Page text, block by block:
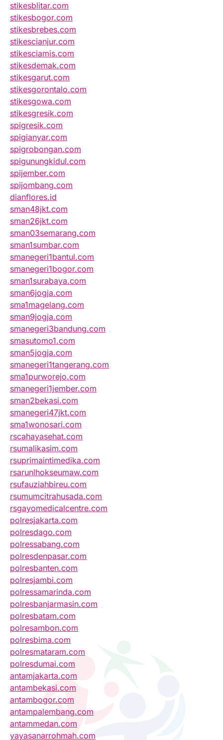
stikesblitar.com
stikesbogor.com
stikesbrebes.com
stikescianjur.com
stikesciamis.com
stikesdemak.com
stikesgarut.com
stikesgorontalo.com
stikesgowa.com
stikesgresik.com
spigresik.com
spigianyar.com
spigrobongan.com
spigunungkidul.com
spijember.com
spijombang.com
dianflores.id
sman48jkt.com
sman26jkt.com
sman03semarang.com
sman1sumbar.com
smanegeri1bantul.com
smanegeri1bogor.com
sman1surabaya.com
sman6jogja.com
sma1magelang.com
sman9jogja.com
smanegeri3bandung.com
smasutomo1.com
sman5jogja.com
smanegeri1tangerang.com
sma1purworejo.com
smanegeri1jember.com
sman2bekasi.com
smanegeri47jkt.com
sma1wonosari.com
rscahayasehat.com
rsumalikasim.com
rsuprimaintimedika.com
rsarunlhokseumaw.com
rsufauziahbireu.com
rsumumcitrahusada.com
rsgayomedicalcentre.com
polresjakarta.com
polresdago.com
polressabang.com
polresdenpasar.com
polresbanten.com
polresjambi.com
polressamarinda.com
polresbanjarmasin.com
polresbatam.com
polresambon.com
polresbima.com
polresmataram.com
polresdumai.com
antamjakarta.com
antambekasi.com
antambogor.com
antampalembang.com
antammedan.com
yayasanarrohmah.com